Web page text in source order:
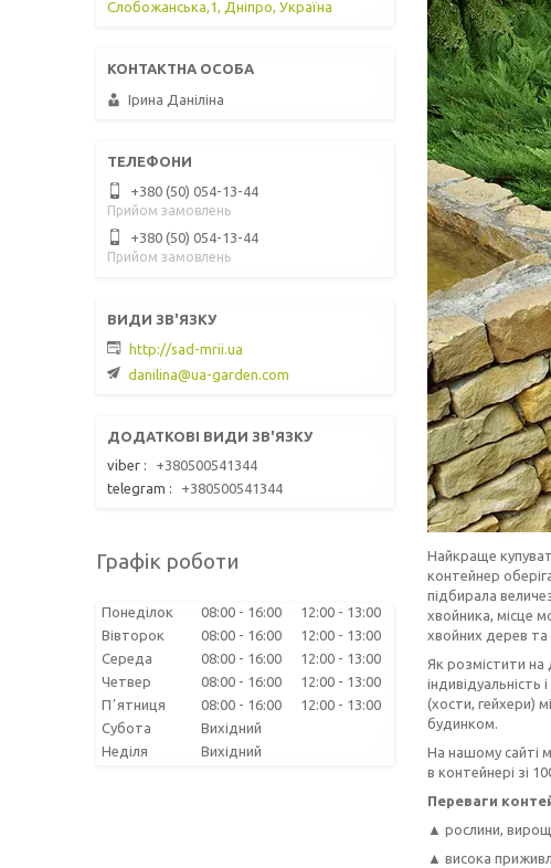
Найкраще
контейнер
підбирала
хвойника, місце
хвойних дерев та
Як розмістити на
(хости, гейхери)
будинком.
На нашому сайті
в контейнері зі
Переваги
▲ рослини,
▲ висока
Слобожанська,1, Дніпро, Україна
Ірина Даніліна
+380 (50) 054-13-44
Прийом замовлень
+380 (50) 054-13-44
Прийом замовлень
http://sad-mrii.ua
danilina@ua-garden.com
viber
+380500541344
telegram
+380500541344
Графік роботи
Понеділок 08:00 16:00 12:00
13:00
Вівторок
08:00 16:00 12:00
13:00
Середа
08:00 16:00 12:00
13:00
Четвер
08:00 16:00 12:00
13:00
Пʼятниця
08:00 16:00 12:00
13:00
Субота
Вихідний
Неділя
Вихідний